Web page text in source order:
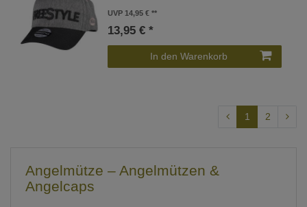
UVP 14,95 €
13,95 € *
In den Warenkorb
1 2
Angelmütze – Angelmützen &
Angelcaps